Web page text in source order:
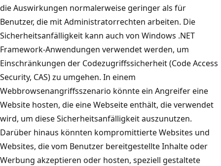
die Auswirkungen normalerweise geringer als für
Benutzer, die mit Administratorrechten arbeiten. Die
Sicherheitsanfälligkeit kann auch von Windows .NET
Framework-Anwendungen verwendet werden, um
Einschränkungen der Codezugriffssicherheit (Code Access
Security, CAS) zu umgehen. In einem
Webbrowsenangriffsszenario könnte ein Angreifer eine
Website hosten, die eine Webseite enthält, die verwendet
wird, um diese Sicherheitsanfälligkeit auszunutzen.
Darüber hinaus könnten kompromittierte Websites und
Websites, die vom Benutzer bereitgestellte Inhalte oder
Werbung akzeptieren oder hosten, speziell gestaltete